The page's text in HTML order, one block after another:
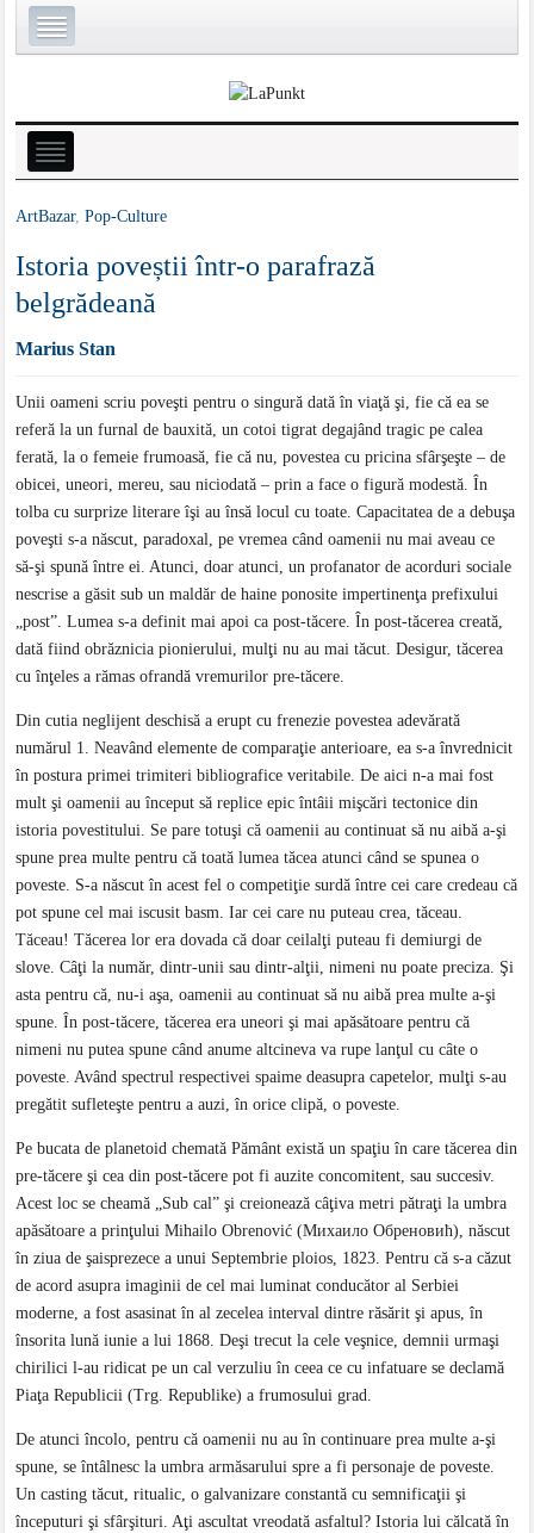
ArtBazar,Pop-Culture
Istoria poveștii într-o parafrază
belgrădeană
Marius Stan
Unii oameni scriu poveşti pentru o singură dată în viaţă şi, fie că ea se
referă la un furnal de bauxită, un cotoi tigrat degajând tragic pe calea
ferată, la o femeie frumoasă, fie că nu, povestea cu pricina sfârşeşte – de
obicei, uneori, mereu, sau niciodată – prin a face o figură modestă. În
tolba cu surprize literare îşi au însă locul cu toate. Capacitatea de a debuşa
poveşti s-a născut, paradoxal, pe vremea când oamenii nu mai aveau ce
să-şi spună între ei. Atunci, doar atunci, un profanator de acorduri sociale
nescrise a găsit sub un maldăr de haine ponosite impertinenţa prefixului
„post”. Lumea s-a definit mai apoi ca post-tăcere. În post-tăcerea creată,
dată fiind obrăznicia pionierului, mulţi nu au mai tăcut. Desigur, tăcerea
cu înţeles a rămas ofrandă vremurilor pre-tăcere.
Din cutia neglijent deschisă a erupt cu frenezie povestea adevărată
numărul 1. Neavând elemente de comparaţie anterioare, ea s-a învrednicit
în postura primei trimiteri bibliografice veritabile. De aici n-a mai fost
mult şi oamenii au început să replice epic întâii mişcări tectonice din
istoria povestitului. Se pare totuşi că oamenii au continuat să nu aibă a-şi
spune prea multe pentru că toată lumea tăcea atunci când se spunea o
poveste. S-a născut în acest fel o competiţie surdă între cei care credeau că
pot spune cel mai iscusit basm. Iar cei care nu puteau crea, tăceau.
Tăceau! Tăcerea lor era dovada că doar ceilalţi puteau fi demiurgi de
slove. Câţi la număr, dintr-unii sau dintr-alţii, nimeni nu poate preciza. Şi
asta pentru că, nu-i aşa, oamenii au continuat să nu aibă prea multe a-şi
spune. În post-tăcere, tăcerea era uneori şi mai apăsătoare pentru că
nimeni nu putea spune când anume altcineva va rupe lanţul cu câte o
poveste. Având spectrul respectivei spaime deasupra capetelor, mulţi s-au
pregătit sufleteşte pentru a auzi, în orice clipă, o poveste.
Pe bucata de planetoid chemată Pământ există un spaţiu în care tăcerea din
pre-tăcere şi cea din post-tăcere pot fi auzite concomitent, sau succesiv.
Acest loc se cheamă „Sub cal” şi creionează câţiva metri pătraţi la umbra
apăsătoare a prinţului Mihailo Obrenović (Михаило Обреновић), născut
în ziua de şaisprezece a unui Septembrie ploios, 1823. Pentru că s-a căzut
de acord asupra imaginii de cel mai luminat conducător al Serbiei
moderne, a fost asasinat în al zecelea interval dintre răsărit şi apus, în
însorita lună iunie a lui 1868. Deşi trecut la cele veşnice, demnii urmaşi
chirilici l-au ridicat pe un cal verzuliu în ceea ce cu infatuare se declamă
Piaţa Republicii (Trg. Republike) a frumosului grad.
De atunci încolo, pentru că oamenii nu au în continuare prea multe a-şi
spune, se întâlnesc la umbra armăsarului spre a fi personaje de poveste.
Un casting tăcut, ritualic, o galvanizare constantă cu semnificaţii şi
începuturi şi sfârşituri. Aţi ascultat vreodată asfaltul? Istoria lui călcată în